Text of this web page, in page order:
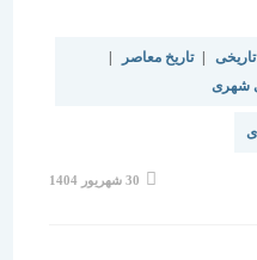
| تاریخ معاصر |